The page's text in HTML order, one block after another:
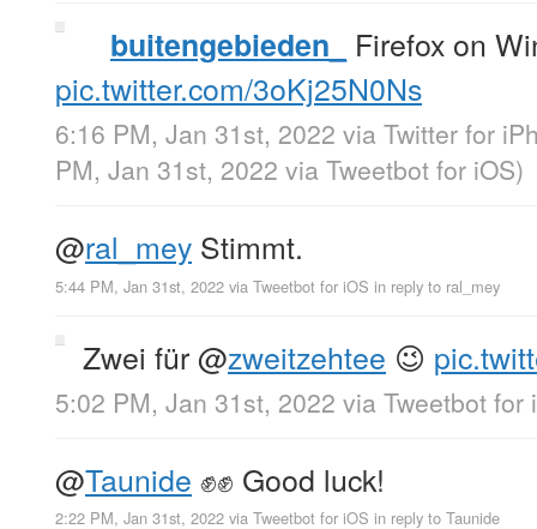
buitengebieden_
Firefox on
pic.twitter.com/3oKj25N0Ns
6:16 PM, Jan 31st, 2022 via Twitter for
PM, Jan 31st, 2022 via Tweetbot for iΟS)
@ral_mey Stimmt.
5:44 PM, Jan 31st, 2022 via Tweetbot for iΟS in reply to ral_mey
Zwei für@zweitzehtee 😉
5:02 PM, Jan 31st, 2022 via Tweetbot for
@Taunide ✊✊ Good luck!
2:22 PM, Jan 31st, 2022 via Tweetbot for iΟS in reply to Taunide